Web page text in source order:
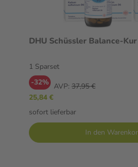
DHU Schüssler Balance-
1 Sparset
-32% AVP: 37,95 €
25,84 €
sofort lieferbar
In den